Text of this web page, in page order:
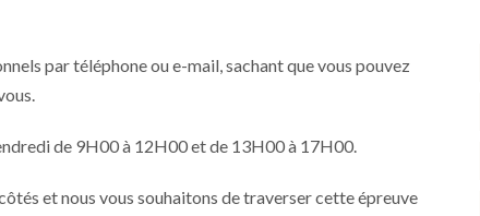
par téléphone ou e-mail, sachant que vous pouvez
de 9H00 à 12H00 et de 13H00 à 17H00.
et nous vous souhaitons de traverser cette épreuve